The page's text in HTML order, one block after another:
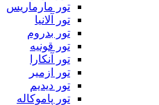
تور مارماریس
تور آلانیا
تور بدروم
تور قونیه
تور آنکارا
تور ازمیر
تور دیدیم
تور پاموکاله